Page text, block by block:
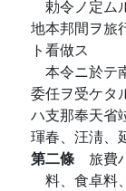
勅令ノ定ム
地本邦間ヲ旅
ト看做ス
本令ニ於テ
委任ヲ受ケタ
ハ支那奉天省
琿春、汪淸、
第二條 旅費
料、食卓料